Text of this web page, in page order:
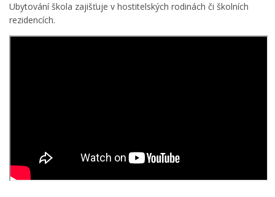
Ubytování škola zajišťuje v hostitelských rodinách či školních
rezidencích.